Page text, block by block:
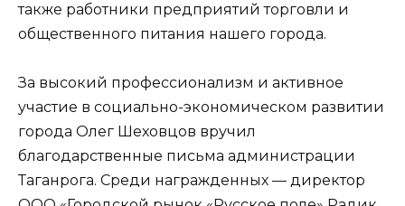
также работники предприятий торговли и
общественного питания нашего города.
За высокий профессионализм и активное
участие в социально-экономическом развитии
города Олег Шеховцов вручил
благодарственные письма администрации
Таганрога. Среди награжденных — директор